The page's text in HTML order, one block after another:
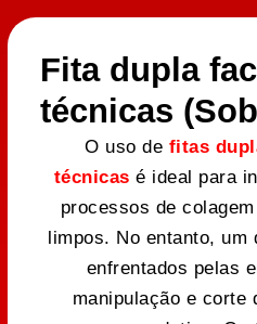
Fita dupla
técnicas
O uso de fitas
técnicas é ideal para
processos de
limpos. No entanto, um
enfrentados pelas
manipulação e corte